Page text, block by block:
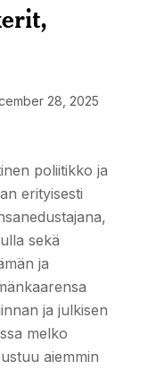
28, 2025
poliitikko ja
erityisesti
sekä
ja
ja julkisen
melko
aiemmin